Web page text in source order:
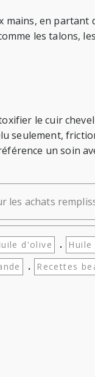
mains, en
les talons,
le cuir
seulement,
un soin
les achats
d'olive .
. Recettes